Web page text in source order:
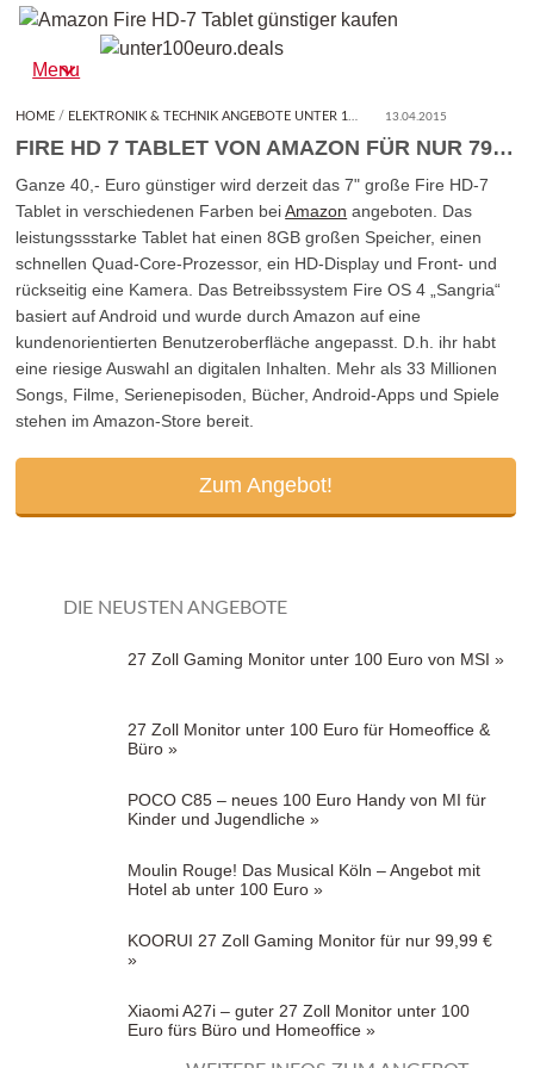
unter100euro.deals
Finde hier den Besten Deal unter 100,- Euro!
Menu
HOME / ELEKTRONIK & TECHNIK ANGEBOTE UNTER 100 EURO /FIRE HD 7 TABLET
13.04.2015
FIRE HD 7 TABLET VON AMAZON FÜR NUR 79 EURO
Ganze 40,- Euro günstiger wird derzeit das 7" große Fire HD-7
Tablet in verschiedenen Farben beiAmazon angeboten. Das
leistungssstarke Tablet hat einen 8GB großen Speicher, einen
schnellen Quad-Core-Prozessor, ein HD-Display und Front- und
rückseitig eine Kamera. Das Betreibssystem Fire OS 4 „Sangria“
basiert auf Android und wurde durch Amazon auf eine
kundenorientierten Benutzeroberfläche angepasst. D.h. ihr habt
eine riesige Auswahl an digitalen Inhalten. Mehr als 33 Millionen
Songs, Filme, Serienepisoden, Bücher, Android-Apps und Spiele
stehen im Amazon-Store bereit.
Zum Angebot!
DIE NEUSTEN ANGEBOTE
27 Zoll Gaming Monitor unter 100 Euro von MSI »
27 Zoll Monitor unter 100 Euro für Homeoffice &
Büro »
POCO C85 – neues 100 Euro Handy von MI für
Kinder und Jugendliche »
Moulin Rouge! Das Musical Köln – Angebot mit
Hotel ab unter 100 Euro »
KOORUI 27 Zoll Gaming Monitor für nur 99,99 €
»
Xiaomi A27i – guter 27 Zoll Monitor unter 100
Euro fürs Büro und Homeoffice »